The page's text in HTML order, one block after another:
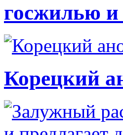
госжилью
Корецкий